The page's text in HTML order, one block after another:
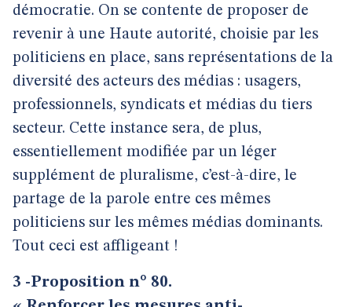
démocratie. On se contente de proposer de
revenir à une Haute autorité, choisie par les
politiciens en place, sans représentations de la
diversité des acteurs des médias : usagers,
professionnels, syndicats et médias du tiers
secteur. Cette instance sera, de plus,
essentiellement modifiée par un léger
supplément de pluralisme, c’est-à-dire, le
partage de la parole entre ces mêmes
politiciens sur les mêmes médias dominants.
Tout ceci est affligeant !
3 -Proposition n° 80.